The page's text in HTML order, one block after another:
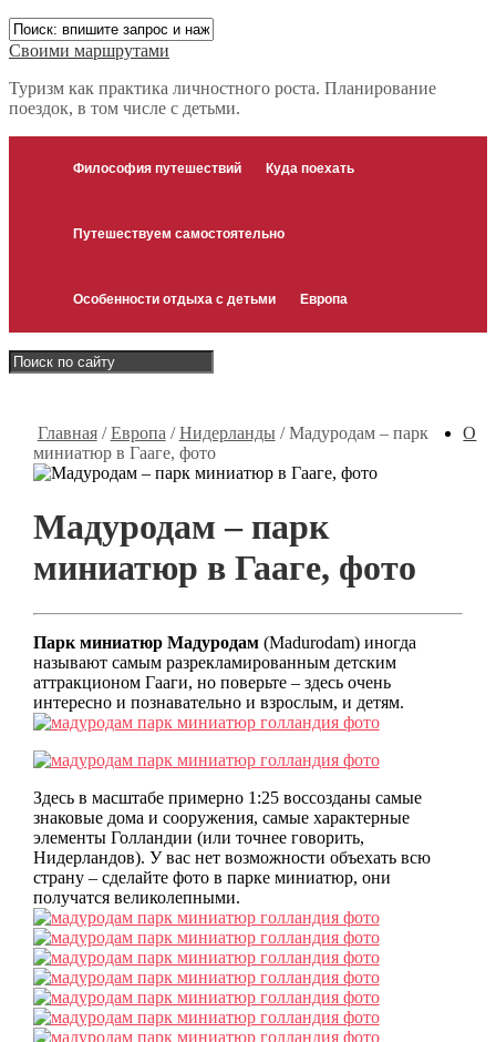
Своими маршрутами
Туризм как практика личностного роста. Планирование
поездок, в том числе с детьми.
Философия путешествий Куда поехать
Путешествуем самостоятельно
Особенности отдыха с детьми Европа
Главная/Европа /Нидерланды/Мадуродам – парк
миниатюр в Гааге, фото
Мадуродам – парк
миниатюр в Гааге, фото
Парк миниатюр Мадуродам(Madurodam) иногда
называют самым разрекламированным детским
аттракционом Гааги, но поверьте – здесь очень
интересно и познавательно и взрослым, и детям.
Здесь в масштабе примерно 1:25 воссозданы самые
знаковые дома и сооружения, самые характерные
элементы Голландии (или точнее говорить,
Нидерландов). У вас нет возможности объехать всю
страну – сделайте фото в парке миниатюр, они
получатся великолепными.
О